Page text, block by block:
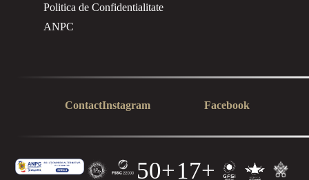
Politica de Confidentialitate
ANPC
ContactInstagram Facebook
50+17+